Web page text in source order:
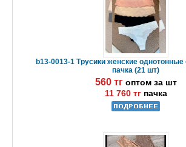
b13-0013-1 Трусики женские однотонные
пачка (21 шт)
560 тг оптом за шт
11 760 тг пачка